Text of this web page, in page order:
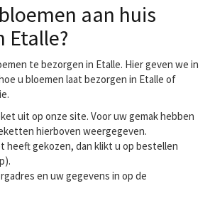
aan huis
Etalle?
te bezorgen in Etalle. Hier geven we in
u bloemen laat bezorgen in Etalle of
uit op onze site. Voor uw gemak hebben
hierboven weergegeven.
heeft gekozen, dan klikt u op bestellen
en uw gegevens in op de